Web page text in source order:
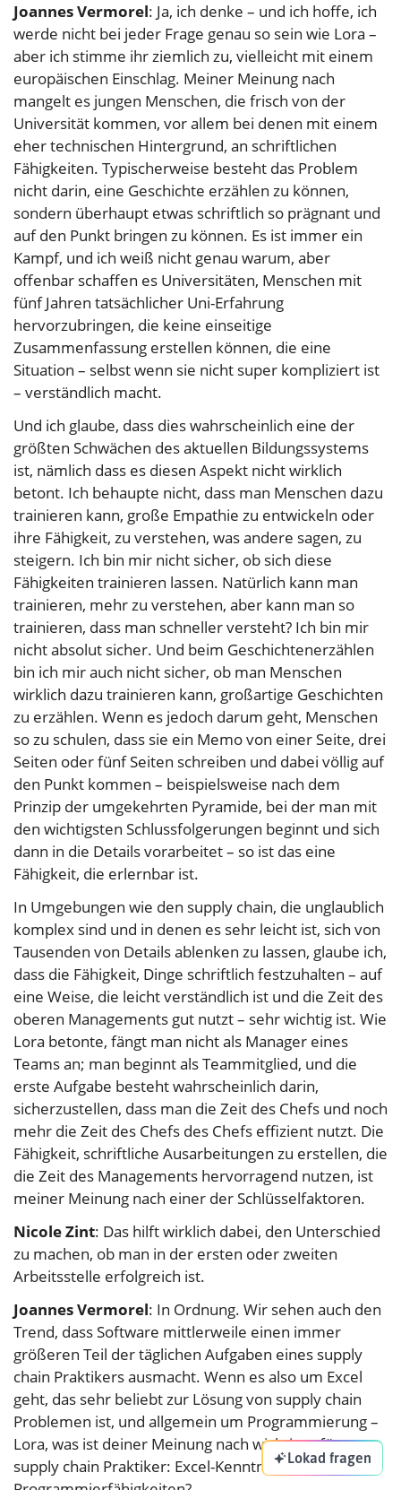
Joannes Vermorel: Ja, ich denke – und ich hoffe, ich
werde nicht bei jeder Frage genau so sein wie Lora –
aber ich stimme ihr ziemlich zu, vielleicht mit einem
europäischen Einschlag. Meiner Meinung nach
mangelt es jungen Menschen, die frisch von der
Universität kommen, vor allem bei denen mit einem
eher technischen Hintergrund, an schriftlichen
Fähigkeiten. Typischerweise besteht das Problem
nicht darin, eine Geschichte erzählen zu können,
sondern überhaupt etwas schriftlich so prägnant und
auf den Punkt bringen zu können. Es ist immer ein
Kampf, und ich weiß nicht genau warum, aber
offenbar schaffen es Universitäten, Menschen mit
fünf Jahren tatsächlicher Uni-Erfahrung
hervorzubringen, die keine einseitige
Zusammenfassung erstellen können, die eine
Situation – selbst wenn sie nicht super kompliziert ist
– verständlich macht.
Und ich glaube, dass dies wahrscheinlich eine der
größten Schwächen des aktuellen Bildungssystems
ist, nämlich dass es diesen Aspekt nicht wirklich
betont. Ich behaupte nicht, dass man Menschen dazu
trainieren kann, große Empathie zu entwickeln oder
ihre Fähigkeit, zu verstehen, was andere sagen, zu
steigern. Ich bin mir nicht sicher, ob sich diese
Fähigkeiten trainieren lassen. Natürlich kann man
trainieren, mehr zu verstehen, aber kann man so
trainieren, dass man schneller versteht? Ich bin mir
nicht absolut sicher. Und beim Geschichtenerzählen
bin ich mir auch nicht sicher, ob man Menschen
wirklich dazu trainieren kann, großartige Geschichten
zu erzählen. Wenn es jedoch darum geht, Menschen
so zu schulen, dass sie ein Memo von einer Seite, drei
Seiten oder fünf Seiten schreiben und dabei völlig auf
den Punkt kommen – beispielsweise nach dem
Prinzip der umgekehrten Pyramide, bei der man mit
den wichtigsten Schlussfolgerungen beginnt und sich
dann in die Details vorarbeitet – so ist das eine
Fähigkeit, die erlernbar ist.
In Umgebungen wie den supply chain, die unglaublich
komplex sind und in denen es sehr leicht ist, sich von
Tausenden von Details ablenken zu lassen, glaube ich,
dass die Fähigkeit, Dinge schriftlich festzuhalten – auf
eine Weise, die leicht verständlich ist und die Zeit des
oberen Managements gut nutzt – sehr wichtig ist. Wie
Lora betonte, fängt man nicht als Manager eines
Teams an; man beginnt als Teammitglied, und die
erste Aufgabe besteht wahrscheinlich darin,
sicherzustellen, dass man die Zeit des Chefs und noch
mehr die Zeit des Chefs des Chefs effizient nutzt. Die
Fähigkeit, schriftliche Ausarbeitungen zu erstellen, die
die Zeit des Managements hervorragend nutzen, ist
meiner Meinung nach einer der Schlüsselfaktoren.
Nicole Zint: Das hilft wirklich dabei, den Unterschied
zu machen, ob man in der ersten oder zweiten
Arbeitsstelle erfolgreich ist.
Joannes Vermorel: In Ordnung. Wir sehen auch den
Trend, dass Software mittlerweile einen immer
größeren Teil der täglichen Aufgaben eines supply
chain Praktikers ausmacht. Wenn es also um Excel
geht, das sehr beliebt zur Lösung von supply chain
Problemen ist, und allgemein um Programmierung –
Lora, was ist deiner Meinung nach wichtiger für
supply chain Praktiker: Excel-Kenntnisse oderLokad fragen